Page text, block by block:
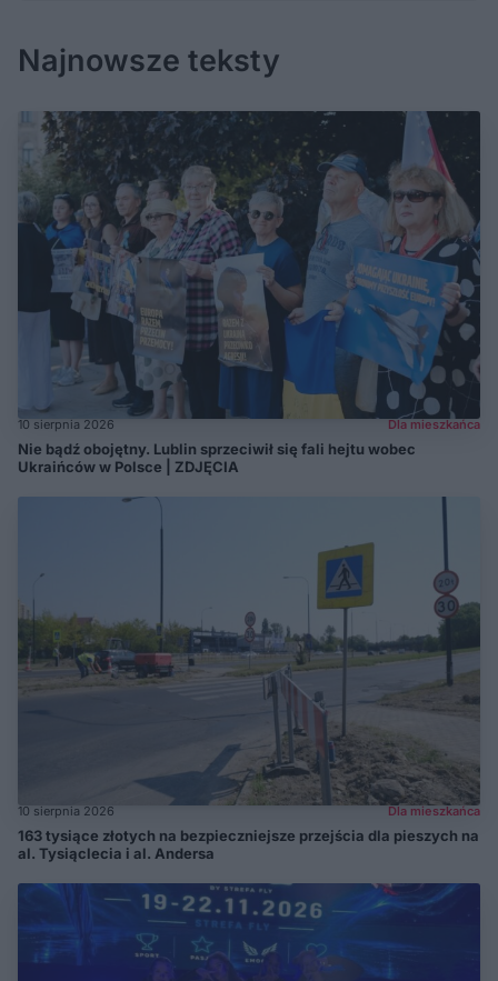
Najnowsze teksty
10 sierpnia 2026 Dla mieszkańca
Nie bądź obojętny. Lublin sprzeciwił się fali hejtu wobec
Ukraińców w Polsce | ZDJĘCIA
10 sierpnia 2026 Dla mieszkańca
163 tysiące złotych na bezpieczniejsze przejścia dla pieszych na
al. Tysiąclecia i al. Andersa